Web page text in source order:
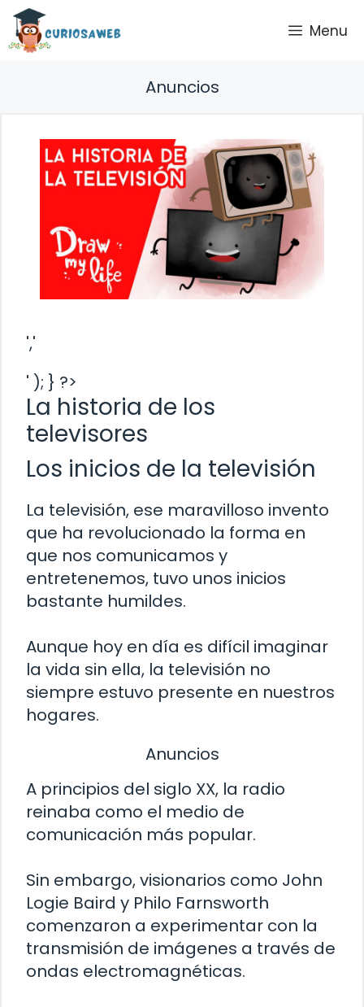
Saltar
contenido
Menu
Anuncios
','
' ); } ?>
La historia de los
televisores
Los inicios de la televisión
La televisión, ese maravilloso invento
que ha revolucionado la forma en
que nos comunicamos y
entretenemos, tuvo unos inicios
bastante humildes.
Aunque hoy en día es difícil imaginar
la vida sin ella, la televisión no
siempre estuvo presente en nuestros
hogares.
Anuncios
A principios del siglo XX, la radio
reinaba como el medio de
comunicación más popular.
Sin embargo, visionarios como John
Logie Baird y Philo Farnsworth
comenzaron a experimentar con la
transmisión de imágenes a través de
ondas electromagnéticas.